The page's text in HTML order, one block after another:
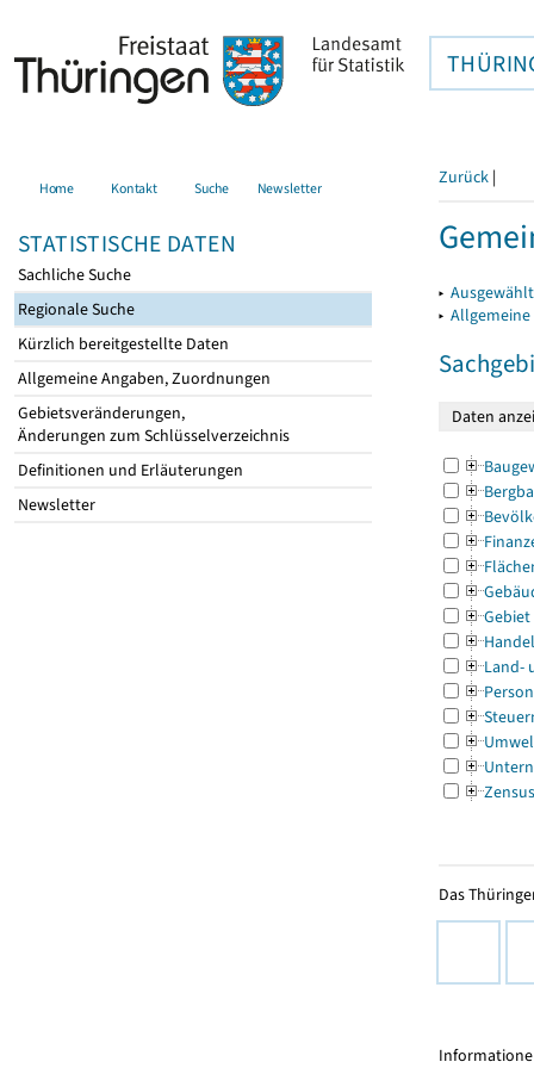
Home Kontakt Suche Newsletter
STATISTISCHE DATEN
Sachliche Suche
Regionale Suche
Kürzlich bereitgestellte Daten
Allgemeine Angaben, Zuordnungen
Gebietsveränderungen,
Änderungen zum Schlüsselverzeichnis
Definitionen und Erläuterungen
Newsletter
Zurück |
▸
▸
Gebiet
Land-
Zensus
Das